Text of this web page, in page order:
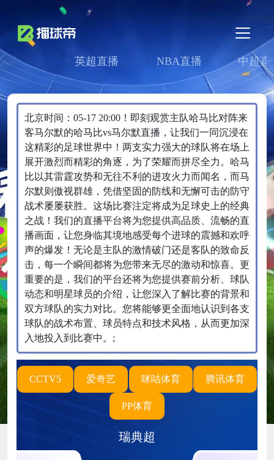
英超直播 NBA直播 中超直
北京时间：05-17 20:00！即刻观赏主队哈马比对阵来
客马尔默的哈马比vs马尔默直播，让我们一同沉浸在
这精彩的足球世界中！两支实力强大的球队将在场上
展开激烈而精彩的角逐，为了荣耀而拼尽全力。哈马
比以其雷霆攻势和无往不利的进攻火力而闻名，而马
尔默则傲视群雄，凭借坚固的防线和无懈可击的防守
战术屡屡获胜。这场比赛注定将成为足球史上的经典
之战！我们的直播平台将为您提供高品质、流畅的直
播画面，让您身临其境地感受每个进球的震撼和欢呼
声的爆发！无论是主队的激情破门还是客队的致命反
击，每一个瞬间都将为您带来无尽的激动和惊喜。更
重要的是，我们的平台还将为您提供赛前分析、球队
动态和明星球员的介绍，让您深入了解比赛的背景和
双方球队的实力对比。您将能够更全面地认识到各支
球队的战术布置、球员特点和技术风格，从而更加深
入地投入到比赛中。;
CCTV5 爱奇艺 咪咕体育 腾讯体育
PP体育
瑞典超